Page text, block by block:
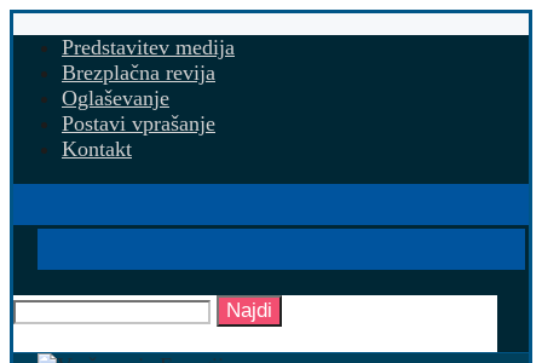
Predstavitev medija
Brezplačna revija
Oglaševanje
Postavi vprašanje
Kontakt
Najdi